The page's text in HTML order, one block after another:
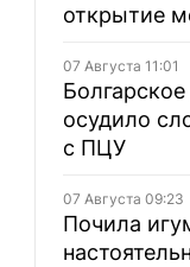
открытие
07 Августа 11:01
осудило
с ПЦУ
07 Августа 09:23
Почила